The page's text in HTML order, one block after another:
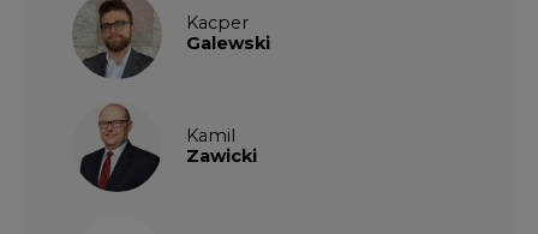
Kacper
Galewski
Kamil
Zawicki